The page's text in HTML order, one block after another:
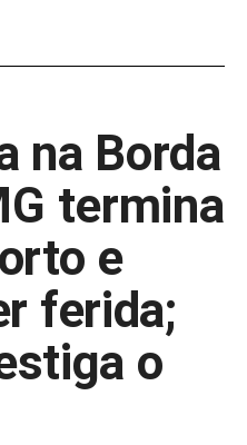
na Borda
termina
e
ferida;
o